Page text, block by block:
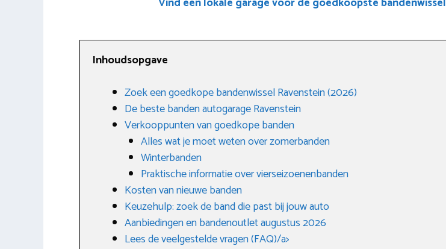
Inhoudsopgave
Zoek een goedkope bandenwissel Ravenstein (2026)
De beste banden autogarage Ravenstein
Verkooppunten van goedkope banden
Alles wat je moet weten over zomerbanden
Winterbanden
Praktische informatie over vierseizoenenbanden
Kosten van nieuwe banden
Keuzehulp: zoek de band die past bij jouw auto
Aanbiedingen en bandenoutlet augustus 2026
Lees de veelgestelde vragen (FAQ)/a>